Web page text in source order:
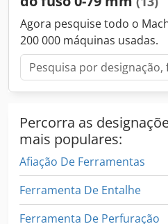
Agora pesquise todo o
200 000 máquinas usadas.
Percorra as
mais populares:
Afiação De Ferramentas
Ferramenta De Entalhe
Ferramenta De Perfuração